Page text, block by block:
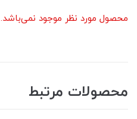
محصول مورد نظر موجود نمی‌باشد.
محصولات مرتبط